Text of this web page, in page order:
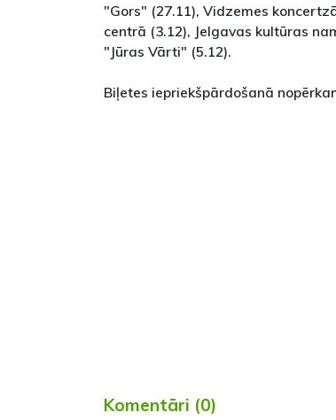
"Gors" (27.11), Vidzemes
centrā (3.12), Jelgavas kultūras
"Jūras Vārti" (5.12).
Biļetes iepriekšpārdošanā
Komentāri (0)